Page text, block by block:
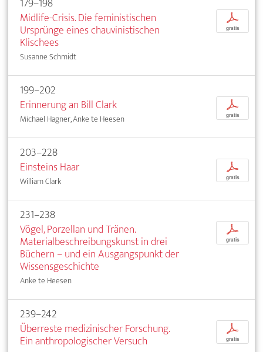
Midlife-Crisis. Die feministischen
Ursprünge eines chauvinistischen
Klischees
Susanne Schmidt
p
gratis
199–202
Erinnerung an Bill Clark
Michael Hagner, Anke te Heesen
p
gratis
203–228
Einsteins Haar
William Clark
p
gratis
231–238
Vögel, Porzellan und Tränen.
Materialbeschreibungskunst in drei
Büchern – und ein Ausgangspunkt der
Wissensgeschichte
Anke te Heesen
p
gratis
239–242
Überreste medizinischer Forschung.
Ein anthropologischer Versuch
p
gratis